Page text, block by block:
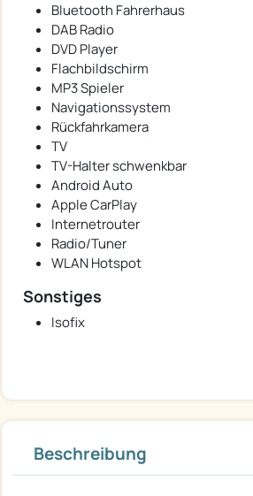
Bluetooth Fahrerhaus
DAB Radio
DVD Player
Flachbildschirm
MP3 Spieler
Navigationssystem
Rückfahrkamera
TV
TV-Halter schwenkbar
Android Auto
Apple CarPlay
Internetrouter
Radio/Tuner
WLAN Hotspot
Sonstiges
Isofix
Beschreibung